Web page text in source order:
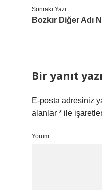
Sonraki Yazı
Bozkır Diğer Adı
Bir yanıt
E-posta adresiniz
alanlar * ile
Yorum